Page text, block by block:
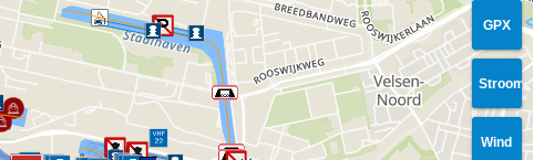
GPX
Stroom
Wind